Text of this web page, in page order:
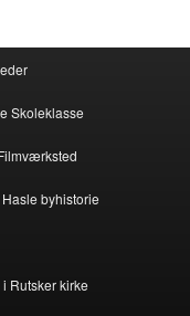
Skoleklasse
Hasle byhistorie
Rutsker kirke